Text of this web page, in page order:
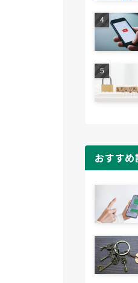
おすすめ